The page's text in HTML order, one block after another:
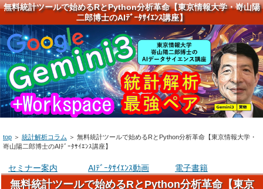
無料統計ツールで始めるRとPython分析革命【東京情報大学・嵜山陽
二郎博士のAIﾃﾞｰﾀｻｲｴﾝｽ講座】
top ＞ 統計解析コラム ＞ 無料統計ツールで始めるRとPython分析革命【東京情報大学・
嵜山陽二郎博士のAIﾃﾞｰﾀｻｲｴﾝｽ講座】
セミナー案内 AIﾃﾞｰﾀｻｲｴﾝｽ動画 電子書籍
無料統計ツールで始めるRとPython分析革命【東京